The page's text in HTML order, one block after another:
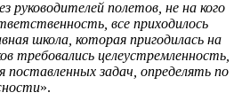
руководителей полетов, не на кого
все приходилось
школа, которая пригодилась на
требовались целеустремленность,
поставленных задач, определять по
».